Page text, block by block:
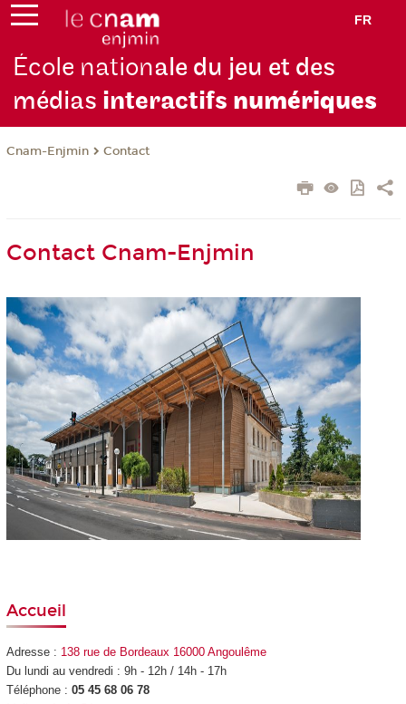
FR
École nationale du jeu et des
médias interactifs numériques
Cnam-Enjmin Contact
Contact Cnam-Enjmin
Accueil
Adresse : 138 rue de Bordeaux 16000 Angoulême
Du lundi au vendredi : 9h - 12h / 14h - 17h
Téléphone : 05 45 68 06 78